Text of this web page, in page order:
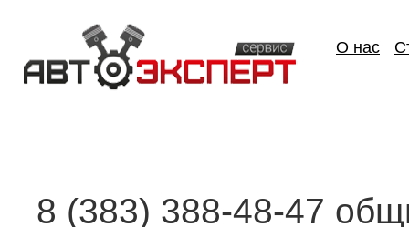
О нас
8 (383) 388-48-47